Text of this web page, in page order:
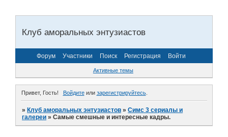
Клуб аморальных энтузиастов
Форум Участники Поиск Регистрация Войти
Активные темы
Привет, Гость! Войдитеили зарегистрируйтесь.
»Клуб аморальных энтузиастов »Симс 3 сериалы и
галереи »Самые смешные и интересные кадры.